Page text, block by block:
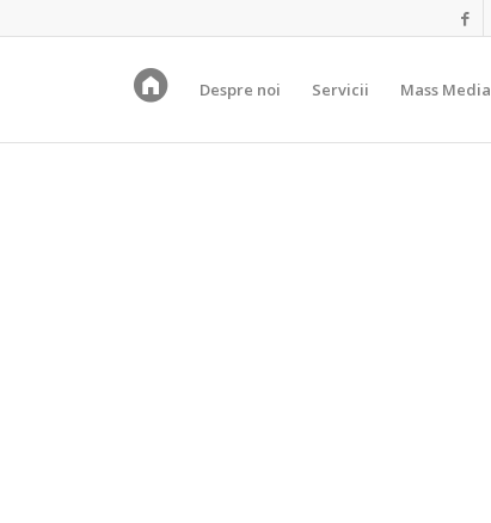
PrimaDespre noi Servicii Mass Media